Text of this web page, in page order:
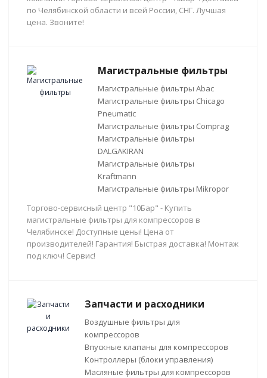
по Челябинской области и всей России, СНГ. Лучшая
цена. Звоните!
Магистральные фильтры
Магистральные фильтры Abac
Магистральные фильтры Chicago
Pneumatic
Магистральные фильтры Comprag
Магистральные фильтры
DALGAKIRAN
Магистральные фильтры
Kraftmann
Магистральные фильтры Mikropor
Торгово-сервисный центр "10Бар" - Купить
магистральные фильтры для компрессоров в
Челябинске! Доступные цены! Цена от
производителей! Гарантия! Быстрая доставка! Монтаж
под ключ! Сервис!
Запчасти и расходники
Воздушные фильтры для
компрессоров
Впускные клапаны для компрессоров
Контроллеры (блоки управления)
Масляные фильтры для компрессоров